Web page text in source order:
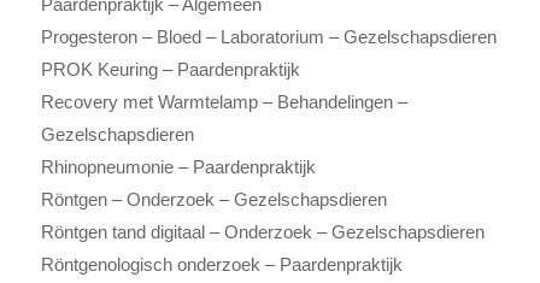
Paardenpraktijk – Algemeen
Progesteron – Bloed – Laboratorium – Gezelschapsdieren
PROK Keuring – Paardenpraktijk
Recovery met Warmtelamp – Behandelingen –
Gezelschapsdieren
Rhinopneumonie – Paardenpraktijk
Röntgen – Onderzoek – Gezelschapsdieren
Röntgen tand digitaal – Onderzoek – Gezelschapsdieren
Röntgenologisch onderzoek – Paardenpraktijk